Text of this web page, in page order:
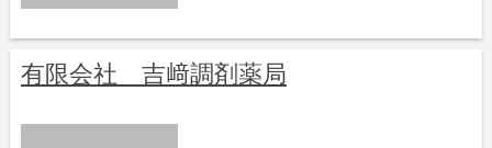
有限会社 吉﨑調剤薬局